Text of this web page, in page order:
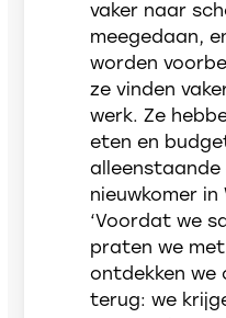
vaker naar
meegedaan,
worden
ze vinden
werk. Ze
eten en
alleenstaande
nieuwkomer
‘Voordat we
praten we
ontdekken we
terug: we